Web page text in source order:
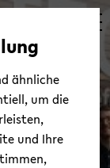
ähnliche
um die
und Ihre